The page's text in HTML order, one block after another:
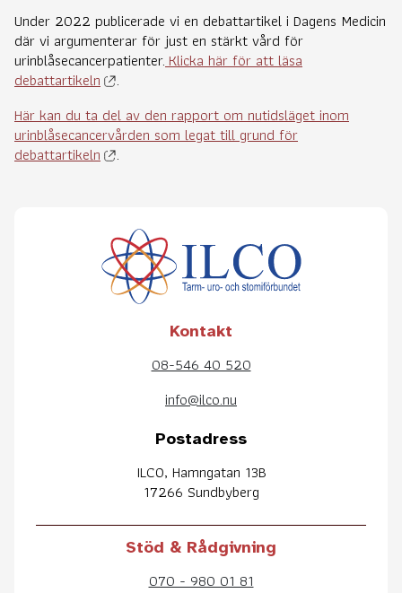
Under 2022 publicerade vi en debattartikel i Dagens Medicin
där vi argumenterar för just en stärkt vård för
urinblåsecancerpatienter.Klicka här för att läsa
debattartikeln
.
Här kan du ta del av den rapport om nutidsläget inom
urinblåsecancervården som legat till grund för
debattartikeln .
Kontakt
08-546 40 520
info@ilco.nu
Postadress
ILCO, Hamngatan 13B
17266 Sundbyberg
Stöd & Rådgivning
070 - 980 01 81